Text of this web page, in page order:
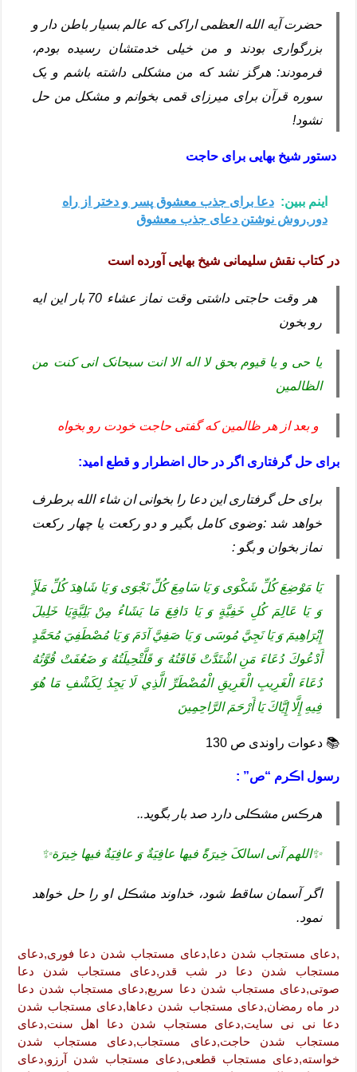
حضرت آیه الله العظمی اراکی که عالم بسیار باطن دار و
بزرگواری بودند و من خیلی خدمتشان رسیده بودم،
فرمودند: هرگز نشد که من مشکلی داشته باشم و یک
سوره قرآن برای میرزای قمی بخوانم و مشکل من حل
نشود!
دستور شیخ بهایی برای حاجت
اینم ببین: دعا برای جذب معشوق پسر و دختر از راه
دور,روش نوشتن دعای جذب معشوق
در کتاب نقش سلیمانی شیخ بهایی آورده است
هر وقت حاجتی داشتی وقت نماز عشاء 70 بار این ایه
رو بخون
یا حی و یا قیوم بحق لا اله الا انت سبحانک انی کنت من
الظالمین
و بعد از هر ظالمین که گفتی حاجت خودت رو بخواه
برای حل گرفتاری اگر در حال اضطرار و قطع امید:
برای حل گرفتاری این دعا را بخوانی ان شاء الله برطرف
خواهد شد :وضوی کامل بگیر و دو رکعت یا چهار رکعت
نماز بخوان و بگو :
يَا مَوْضِعَ كُلِّ شَكْوَى وَ يَا سَامِعَ كُلِّ نَجْوَى وَ يَا شَاهِدَ كُلِّ مَلَأٍ
وَ يَا عَالِمَ‏ كُلِ‏ خَفِيَّةٍ وَ يَا دَافِعَ‏ مَا يَشَاءُ مِنْ‏ بَلِيَّةٍيَا خَلِيلَ
إِبْرَاهِيمَ وَ يَا نَجِيَّ مُوسَى وَ يَا صَفِيَّ آدَمَ وَ يَا مُصْطَفِيَ مُحَمَّدٍ
أَدْعُوكَ دُعَاءَ مَنِ اشْتَدَّتْ فَاقَتُهُ وَ قَلَّتْحِيلَتُهُ وَ ضَعُفَتْ قُوَّتُهُ
دُعَاءَ الْغَرِيبِ الْغَرِيقِ الْمُضْطَرِّ الَّذِي لَا يَجِدُ لِكَشْفِ مَا هُوَ
فِيهِ إِلَّا إِيَّاكَ يَا أَرْحَمَ الرَّاحِمِينَ ‏
📚 دعوات راوندی ص 130
رسول اڪرم “ص” :
هرڪس مشڪلی داردصد بار بگوید..
✨اللهم آنی اسالکَ خِیرَةًً فیها عافِیَةٌ وَ عافِیَةٌ فیها خِیرَة✨
اگر آسمان ساقط شود، خداوند مشڪل او را حل خواهد
نمود.
,دعای مستجاب شدن دعا,دعای مستجاب شدن دعا فوری,دعای
مستجاب شدن دعا در شب قدر,دعای مستجاب شدن دعا
صوتی,دعای مستجاب شدن دعا سریع,دعای مستجاب شدن دعا
در ماه رمضان,دعای مستجاب شدن دعاها,دعای مستجاب شدن
دعا نی نی سایت,دعای مستجاب شدن دعا اهل سنت,دعای
مستجاب شدن حاجت,دعای مستجاب,دعای مستجاب شدن
خواسته,دعای مستجاب قطعی,دعای مستجاب شدن آرزو,دعای